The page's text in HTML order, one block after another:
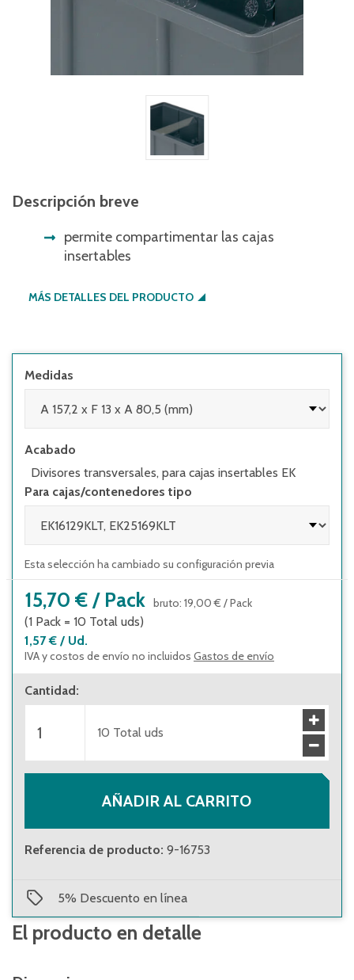
Descripción breve
permite compartimentar las cajas
insertables
MÁS DETALLES DEL PRODUCTO
Medidas
Acabado
Divisores transversales, para cajas insertables EK
Para cajas/contenedores tipo
Esta selección ha cambiado su configuración previa
15,70 € / Pack bruto: 19,00 € /Pack
(1 Pack = 10 Total uds)
1,57 € / Ud.
IVA y costos de envío no incluidos Gastos de envío
Cantidad:
10 Total uds
AÑADIR AL CARRITO
Referencia de producto: 9-16753
5% Descuento en línea
El producto en detalle